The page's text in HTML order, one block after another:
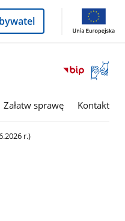
Otwórz
okno
Załatw sprawę Kontakt
r.)